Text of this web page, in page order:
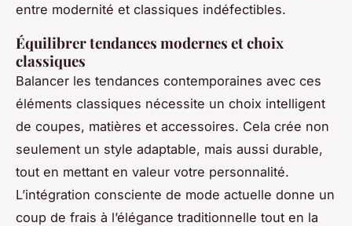
entre modernité et classiques indéfectibles.
Équilibrer tendances modernes et choix
classiques
Balancer les tendances contemporaines avec ces
éléments classiques nécessite un choix intelligent
de coupes, matières et accessoires. Cela crée non
seulement un style adaptable, mais aussi durable,
tout en mettant en valeur votre personnalité.
L’intégration consciente de mode actuelle donne un
coup de frais à l’élégance traditionnelle tout en la